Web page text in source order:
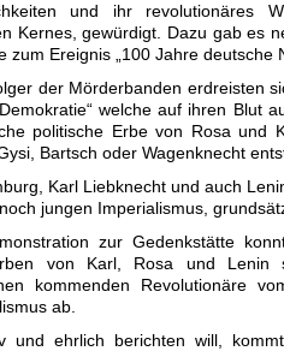
und ihr revolutionäres
Kernes, gewürdigt. Dazu gab es
zum Ereignis „100 Jahre deutsche
der Mörderbanden erdreisten
welche auf ihren Blut
politische Erbe von Rosa und
Bartsch oder Wagenknecht
Karl Liebknecht und auch
jungen Imperialismus,
zur Gedenkstätte
von Karl, Rosa und Lenin
kommenden Revolutionäre
ab.
und ehrlich berichten will,